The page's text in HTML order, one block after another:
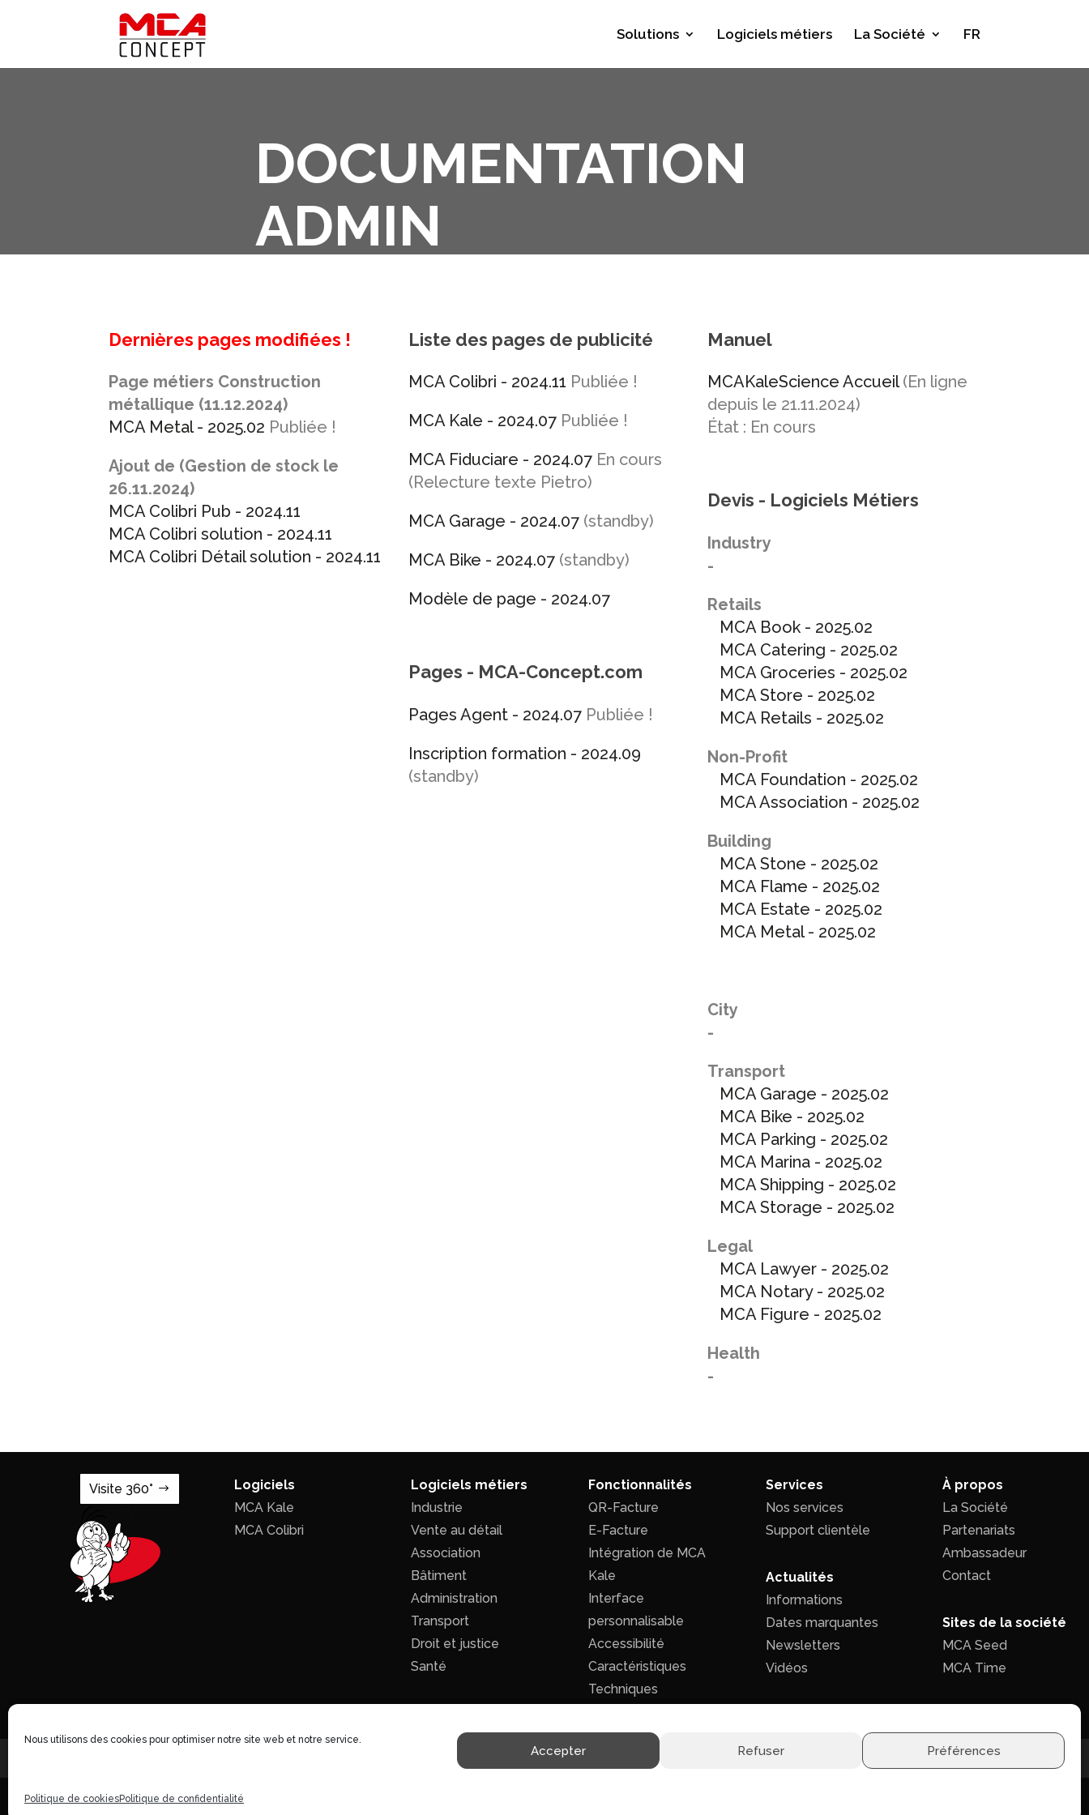
Nous utilisons des cookies pour optimiser notre site web et notre service.
Accepter Refuser Préférences
Politique de cookiesPolitique de confidentialité
Solutions Logiciels métiers La Société FR
DOCUMENTATION
ADMIN
Dernières pages modifiées !
Page métiers Construction
métallique (11.12.2024)
MCA Metal - 2025.02 Publiée !
Ajout de (Gestion de stock le
26.11.2024)
MCA Colibri Pub - 2024.11
MCA Colibri solution - 2024.11
MCA Colibri Détail solution - 2024.11
Liste des pages de publicité
MCA Colibri - 2024.11 Publiée !
MCA Kale - 2024.07Publiée !
MCA Fiduciare - 2024.07En cours
(Relecture texte Pietro)
MCA Garage - 2024.07(standby)
MCA Bike - 2024.07(standby)
Modèle de page - 2024.07
Pages - MCA-Concept.com
Pages Agent - 2024.07Publiée !
Inscription formation - 2024.09
(standby)
Manuel
MCAKaleScience Accueil(En ligne
depuis le 21.11.2024)
État : En cours
Devis - Logiciels Métiers
Industry
-
Retails
MCA Book - 2025.02
MCA Catering - 2025.02
MCA Groceries - 2025.02
MCA Store - 2025.02
MCA Retails - 2025.02
Non-Profit
MCA Foundation - 2025.02
MCA Association - 2025.02
Building
MCA Stone - 2025.02
MCA Flame - 2025.02
MCA Estate - 2025.02
MCA Metal - 2025.02
City
-
Transport
MCA Garage - 2025.02
MCA Bike - 2025.02
MCA Parking - 2025.02
MCA Marina - 2025.02
MCA Shipping - 2025.02
MCA Storage - 2025.02
Legal
MCA Lawyer - 2025.02
MCA Notary - 2025.02
MCA Figure - 2025.02
Health
-
Visite 360°
Logiciels
MCA Kale
MCA Colibri
Logiciels métiers
Industrie
Vente au détail
Association
Bâtiment
Administration
Transport
Droit et justice
Santé
Fonctionnalités
QR-Facture
E-Facture
Intégration de MCA
Kale
Interface
personnalisable
Accessibilité
Caractéristiques
Techniques
Services
Nos services
Support clientèle
Actualités
Informations
Dates marquantes
Newsletters
Vidéos
À propos
La Société
Partenariats
Ambassadeur
Contact
Sites de la société
MCA Seed
MCA Time
Politique de confidentialité | Conditions générales de ventes
©1996 - 2026 MCA-concept - Tous droits réservés